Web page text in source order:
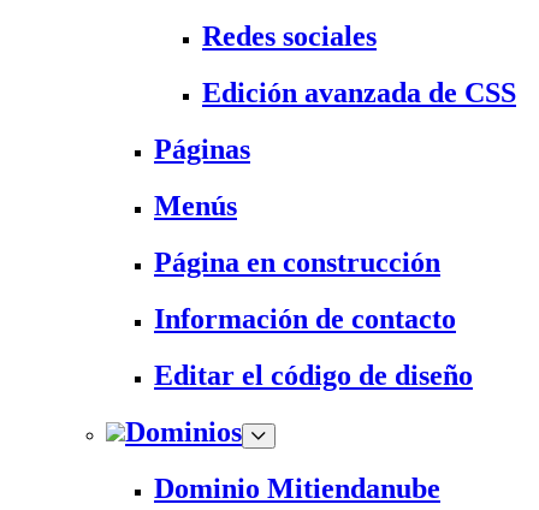
Redes sociales
Edición avanzada de CSS
Páginas
Menús
Página en construcción
Información de contacto
Editar el código de diseño
Dominios
Dominio Mitiendanube